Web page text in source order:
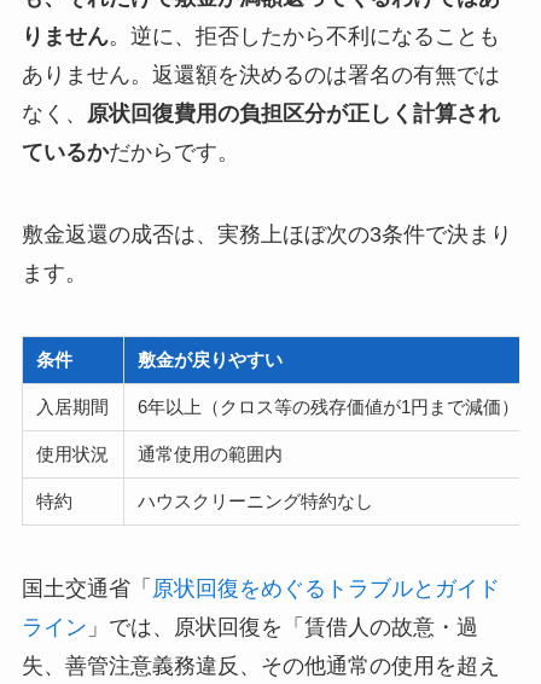
りません。逆に、拒否したから不利になることも
ありません。返還額を決めるのは署名の有無では
なく、 原状回復費用の負担区分が正しく計算され
ているかだからです。
敷金返還の成否は、実務上ほぼ次の3条件で決まり
ます。
条件 敷金が戻りやすい
入居期間 6年以上（クロス等の残存価値が1円まで減価）
使用状況 通常使用の範囲内
特約 ハウスクリーニング特約なし
国土交通省「 原状回復をめぐるトラブルとガイド
ライン 」では、原状回復を「賃借人の故意・過
失、善管注意義務違反、その他通常の使用を超え